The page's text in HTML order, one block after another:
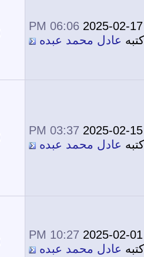
2025-02-17
06:06 PM
كتبه عادل محمد عبده
2025-02-15
03:37 PM
كتبه عادل محمد عبده
2025-02-01
10:27 PM
كتبه عادل محمد عبده